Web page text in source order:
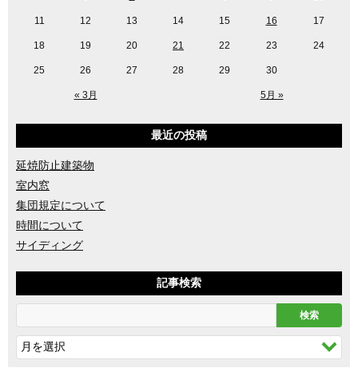
« 3月 5月 »
11 12 13 14 15 16 17
18 19 20 21 22 23 24
25 26 27 28 29 30
最近の投稿
延焼防止建築物
室内窓
集団規定について
時間について
サイディング
記事検索